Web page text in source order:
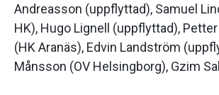
Andreasson (uppflyttad), Samuel
HK), Hugo Lignell (uppflyttad),
(HK Aranäs), Edvin Landström
Månsson (OV Helsingborg), Gzim